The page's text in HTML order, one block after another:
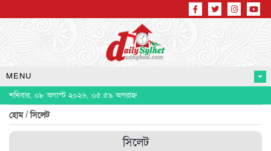
MENU
শনিবার, ০৮ অগাস্ট ২০২৬, ০৫:৫৯ অপরাহ্ন
হোম/সিলেট
সিলেট